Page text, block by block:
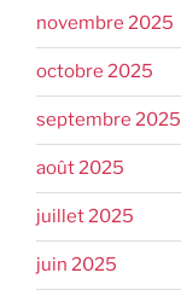
novembre 2025
octobre 2025
septembre 2025
août 2025
juillet 2025
juin 2025